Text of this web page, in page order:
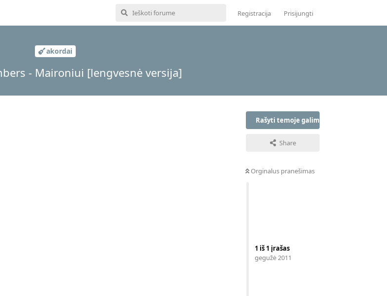
Registracija Prisijungti
akordai
- Maironiui [lengvesnė versija]
Rašyti temoje galima tik prisijungus
Share
Orginalus pranešimas
1 iš 1 įrašas
gegužė 2011